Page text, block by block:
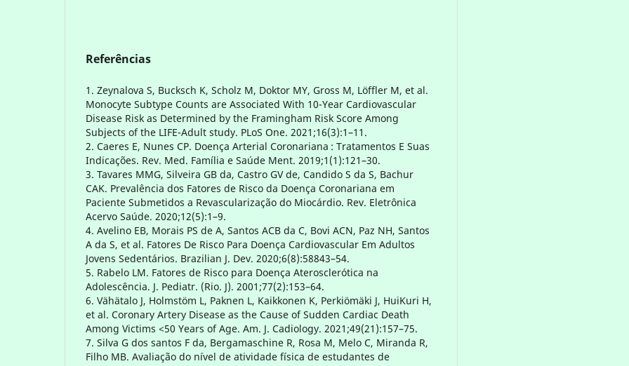
Referências
1. Zeynalova S, Bucksch K, Scholz M, Doktor MY, Gross M, Löffler M, et al.
Monocyte Subtype Counts are Associated With 10-Year Cardiovascular
Disease Risk as Determined by the Framingham Risk Score Among
Subjects of the LIFE-Adult study. PLoS One. 2021;16(3):1–11.
2. Caeres E, Nunes CP. Doença Arterial Coronariana : Tratamentos E Suas
Indicações. Rev. Med. Família e Saúde Ment. 2019;1(1):121–30.
3. Tavares MMG, Silveira GB da, Castro GV de, Candido S da S, Bachur
CAK. Prevalência dos Fatores de Risco da Doença Coronariana em
Paciente Submetidos a Revascularização do Miocárdio. Rev. Eletrônica
Acervo Saúde. 2020;12(5):1–9.
4. Avelino EB, Morais PS de A, Santos ACB da C, Bovi ACN, Paz NH, Santos
A da S, et al. Fatores De Risco Para Doença Cardiovascular Em Adultos
Jovens Sedentários. Brazilian J. Dev. 2020;6(8):58843–54.
5. Rabelo LM. Fatores de Risco para Doença Aterosclerótica na
Adolescência. J. Pediatr. (Rio. J). 2001;77(2):153–64.
6. Vähätalo J, Holmstöm L, Paknen L, Kaikkonen K, Perkiömäki J, HuiKuri H,
et al. Coronary Artery Disease as the Cause of Sudden Cardiac Death
Among Victims <50 Years of Age. Am. J. Cadiology. 2021;49(21):157–75.
7. Silva G dos santos F da, Bergamaschine R, Rosa M, Melo C, Miranda R,
Filho MB. Avaliação do nível de atividade física de estudantes de